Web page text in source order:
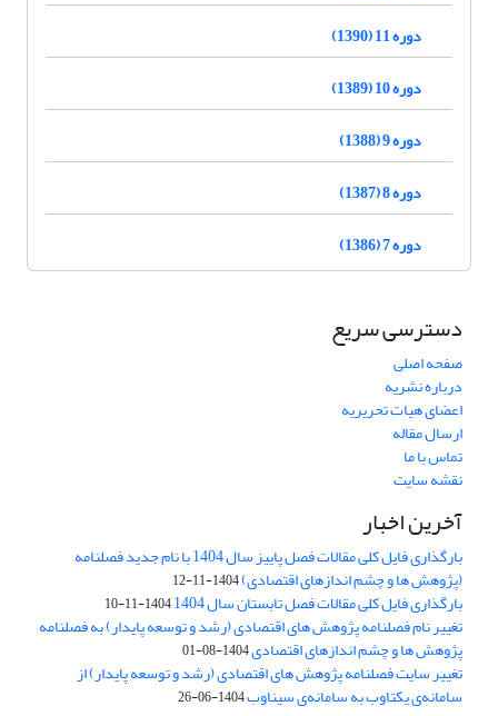
دوره 11 (1390)
دوره 10 (1389)
دوره 9 (1388)
دوره 8 (1387)
دوره 7 (1386)
دسترسی سریع
صفحه اصلی
درباره نشریه
اعضای هیات تحریریه
ارسال مقاله
تماس با ما
نقشه سایت
آخرین اخبار
بارگذاری فایل کلی مقالات فصل پاییز سال 1404 با نام جدید فصلنامه
(پژوهش ها و چشم اندازهای اقتصادی)1404-11-12
بارگذاری فایل کلی مقالات فصل تابستان سال 1404 1404-11-10
تغییر نام فصلنامه پژوهش های اقتصادی (رشد و توسعه پایدار) به فصلنامه
پژوهش ها و چشم اندازهای اقتصادی1404-08-01
تغییر سایت فصلنامه پژوهش های اقتصادی (رشد و توسعه پایدار) از
سامانه‌ی یکتاوب به سامانه‌ی سیناوب1404-06-26